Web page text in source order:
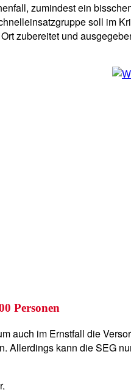
zumindest ein
soll im
zubereitet und
Personen
auch im Ernstfall die
Allerdings kann die SEG